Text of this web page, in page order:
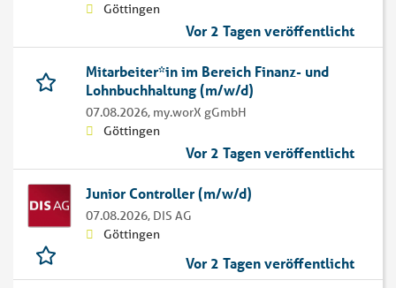
Göttingen
Vor 2 Tagen veröffentlicht
Mitarbeiter*in im Bereich Finanz- und
Lohnbuchhaltung (m/w/d)
07.08.2026, my.worX gGmbH
Göttingen
Vor 2 Tagen veröffentlicht
Junior Controller (m/w/d)
07.08.2026, DIS AG
Göttingen
Vor 2 Tagen veröffentlicht